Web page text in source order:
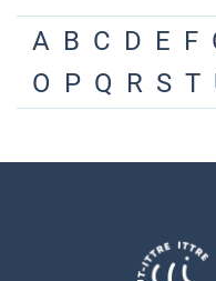
A B C D E F
O P Q R S T